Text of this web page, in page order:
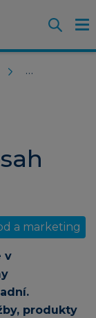
a marketing
v
produkty